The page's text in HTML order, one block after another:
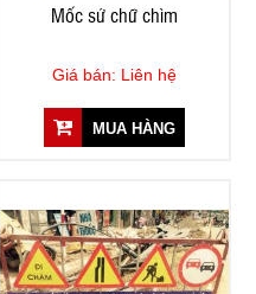
Mốc sứ chữ chìm
Giá bán: Liên hệ
MUA HÀNG